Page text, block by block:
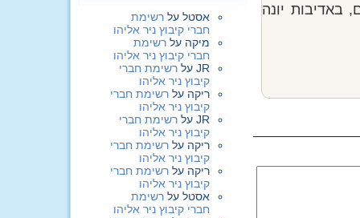
באדיבות יונה אסטל על רשימת
חברי קיבוץ ניר אליהו
מיקה על רשימת
חברי קיבוץ ניר אליהו
JR על רשימת חברי
קיבוץ ניר אליהו
ריקה על רשימת חברי
קיבוץ ניר אליהו
JR על רשימת חברי
קיבוץ ניר אליהו
ריקה על רשימת חברי
קיבוץ ניר אליהו
ריקה על רשימת חברי
קיבוץ ניר אליהו
אסטל על רשימת
חברי קיבוץ ניר אליהו